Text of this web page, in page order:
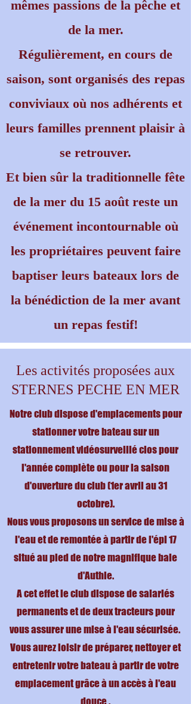
mêmes passions de la pêche et
de la mer.
Régulièrement, en cours de
saison, sont organisés des repas
conviviaux où nos adhérents et
leurs familles prennent plaisir à
se retrouver.
Et bien sûr la traditionnelle fête
de la mer du 15 août reste un
événement incontournable où
les propriétaires peuvent faire
baptiser leurs bateaux lors de
la bénédiction de la mer avant
un repas festif!
Les activités proposées aux
STERNES PECHE EN MER
Notre club dispose d'emplacements pour
stationner votre bateau sur un
stationnement vidéosurveillé clos pour
l'année complète ou pour la saison
d'ouverture du club (1er avril au 31
octobre).
Nous vous proposons un service de mise à
l'eau et de remontée à partir de l'épi 17
situé au pied de notre magnifique baie
d'Authie.
A cet effet le club dispose de salariés
permanents et de deux tracteurs pour
vous assurer une mise à l'eau sécurisée.
Vous aurez loisir de préparer, nettoyer et
entretenir votre bateau à partir de votre
emplacement grâce à un accès à l'eau
douce .